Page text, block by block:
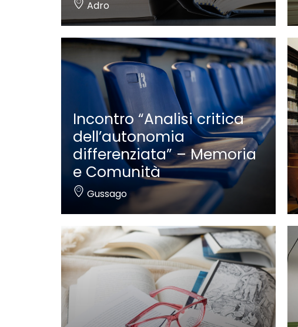
Adro
Incontro “Analisi critica
dell’autonomia
differenziata” – Memoria
e Comunità
Gussago